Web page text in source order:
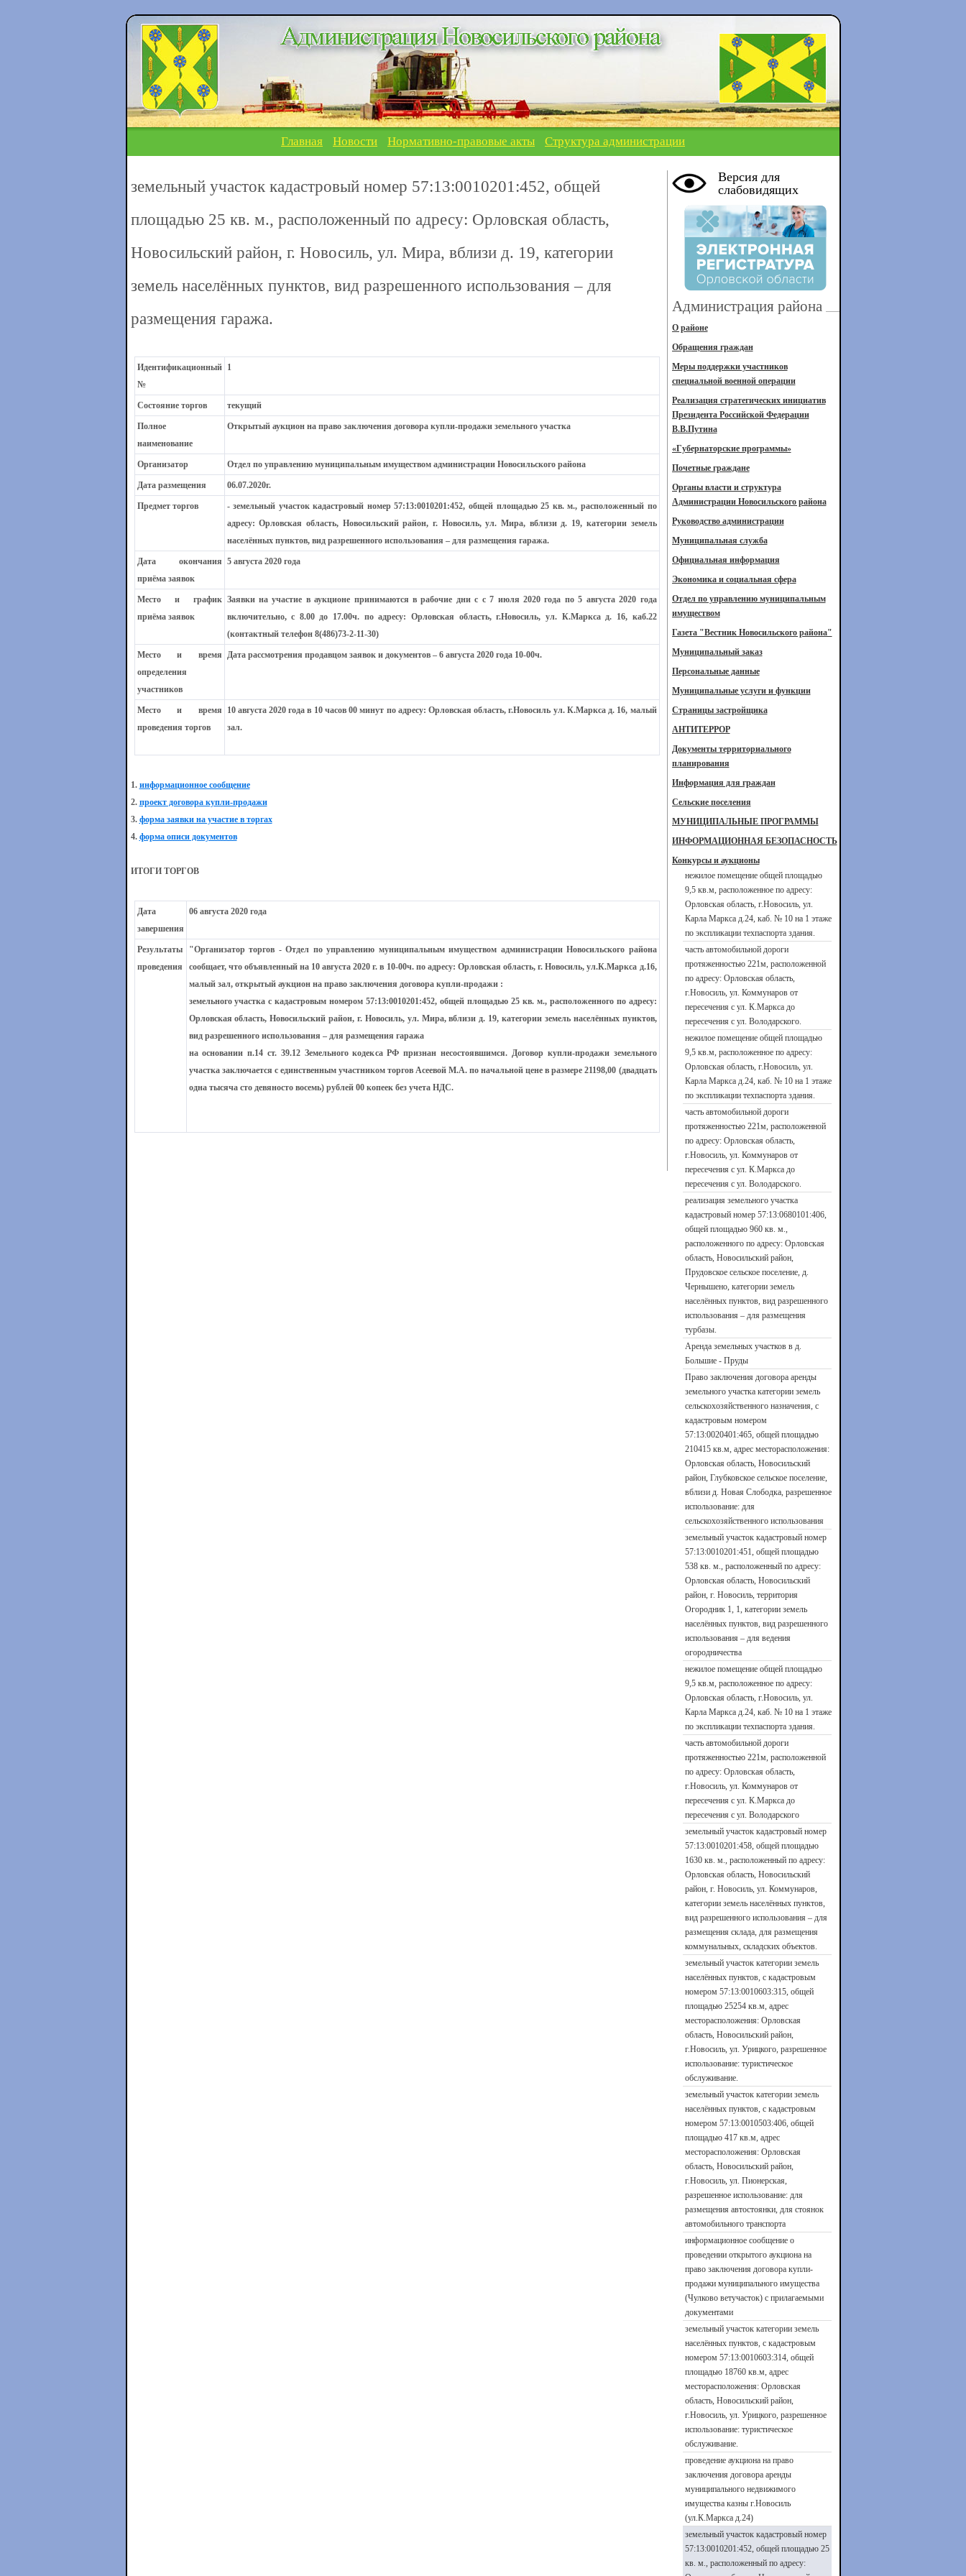
Главная Новости Нормативно-правовые акты Структура администрации
земельный участок кадастровый номер 57:13:0010201:452, общей
площадью 25 кв. м., расположенный по адресу: Орловская область,
Новосильский район, г. Новосиль, ул. Мира, вблизи д. 19, категории
земель населённых пунктов, вид разрешенного использования – для
размещения гаража.
Идентификационный
№
1
Состояние торгов текущий
Полное
наименование
Открытый аукцион на право заключения договора купли-продажи земельного участка
Организатор Отдел по управлению муниципальным имуществом администрации Новосильского района
Дата размещения 06.07.2020г.
Предмет торгов
- земельный участок кадастровый номер 57:13:0010201:452, общей площадью 25 кв. м., расположенный по
адресу: Орловская область, Новосильский район, г. Новосиль, ул. Мира, вблизи д. 19, категории земель
населённых пунктов, вид разрешенного использования – для размещения гаража.
Дата окончания
приёма заявок
5 августа 2020 года
Место и график
приёма заявок
Заявки на участие в аукционе принимаются в рабочие дни с с 7 июля 2020 года по 5 августа 2020 года
включительно, с 8.00 до 17.00ч. по адресу: Орловская область, г.Новосиль, ул. К.Маркса д. 16, каб.22
(контактный телефон 8(486)73-2-11-30)
Место и время
определения
участников
Дата рассмотрения продавцом заявок и документов – 6 августа 2020 года 10-00ч.
Место и время
проведения торгов
10 августа 2020 года в 10 часов 00 минут по адресу: Орловская область, г.Новосиль ул. К.Маркса д. 16, малый
зал.
1. информационное сообщение
2. проект договора купли-продажи
3. форма заявки на участие в торгах
4. форма описи документов
ИТОГИ ТОРГОВ
Дата
завершения
06 августа 2020 года
Результаты
проведения
"Организатор торгов - Отдел по управлению муниципальным имуществом администрации Новосильского района
сообщает, что объявленный на 10 августа 2020 г. в 10-00ч. по адресу: Орловская область, г. Новосиль, ул.К.Маркса д.16,
малый зал, открытый аукцион на право заключения договора купли-продажи :
земельного участка с кадастровым номером 57:13:0010201:452, общей площадью 25 кв. м., расположенного по адресу:
Орловская область, Новосильский район, г. Новосиль, ул. Мира, вблизи д. 19, категории земель населённых пунктов,
вид разрешенного использования – для размещения гаража
на основании п.14 ст. 39.12 Земельного кодекса РФ признан несостоявшимся. Договор купли-продажи земельного
участка заключается с единственным участником торгов Асеевой М.А. по начальной цене в размере 21198,00 (двадцать
одна тысяча сто девяносто восемь) рублей 00 копеек без учета НДС.
Версия для
слабовидящих
Администрация района
О районе
Обращения граждан
Меры поддержки участников
специальной военной операции
Реализация стратегических инициатив
Президента Российской Федерации
В.В.Путина
«Губернаторские программы»
Почетные граждане
Органы власти и структура
Администрации Новосильского района
Руководство администрации
Муниципальная служба
Официальная информация
Экономика и социальная сфера
Отдел по управлению муниципальным
имуществом
Газета "Вестник Новосильского района"
Муниципальный заказ
Персональные данные
Муниципальные услуги и функции
Страницы застройщика
АНТИТЕРРОР
Документы территориального
планирования
Информация для граждан
Сельские поселения
МУНИЦИПАЛЬНЫЕ ПРОГРАММЫ
ИНФОРМАЦИОННАЯ БЕЗОПАСНОСТЬ
Конкурсы и аукционы
нежилое помещение общей площадью
9,5 кв.м, расположенное по адресу:
Орловская область, г.Новосиль, ул.
Карла Маркса д.24, каб. № 10 на 1 этаже
по экспликации техпаспорта здания.
часть автомобильной дороги
протяженностью 221м, расположенной
по адресу: Орловская область,
г.Новосиль, ул. Коммунаров от
пересечения с ул. К.Маркса до
пересечения с ул. Володарского.
нежилое помещение общей площадью
9,5 кв.м, расположенное по адресу:
Орловская область, г.Новосиль, ул.
Карла Маркса д.24, каб. № 10 на 1 этаже
по экспликации техпаспорта здания.
часть автомобильной дороги
протяженностью 221м, расположенной
по адресу: Орловская область,
г.Новосиль, ул. Коммунаров от
пересечения с ул. К.Маркса до
пересечения с ул. Володарского.
реализация земельного участка
кадастровый номер 57:13:0680101:406,
общей площадью 960 кв. м.,
расположенного по адресу: Орловская
область, Новосильский район,
Прудовское сельское поселение, д.
Чернышено, категории земель
населённых пунктов, вид разрешенного
использования – для размещения
турбазы.
Аренда земельных участков в д.
Большие - Пруды
Право заключения договора аренды
земельного участка категории земель
сельскохозяйственного назначения, с
кадастровым номером
57:13:0020401:465, общей площадью
210415 кв.м, адрес месторасположения:
Орловская область, Новосильский
район, Глубковское сельское поселение,
вблизи д. Новая Слободка, разрешенное
использование: для
сельскохозяйственного использования
земельный участок кадастровый номер
57:13:0010201:451, общей площадью
538 кв. м., расположенный по адресу:
Орловская область, Новосильский
район, г. Новосиль, территория
Огородник 1, 1, категории земель
населённых пунктов, вид разрешенного
использования – для ведения
огородничества
нежилое помещение общей площадью
9,5 кв.м, расположенное по адресу:
Орловская область, г.Новосиль, ул.
Карла Маркса д.24, каб. № 10 на 1 этаже
по экспликации техпаспорта здания.
часть автомобильной дороги
протяженностью 221м, расположенной
по адресу: Орловская область,
г.Новосиль, ул. Коммунаров от
пересечения с ул. К.Маркса до
пересечения с ул. Володарского
земельный участок кадастровый номер
57:13:0010201:458, общей площадью
1630 кв. м., расположенный по адресу:
Орловская область, Новосильский
район, г. Новосиль, ул. Коммунаров,
категории земель населённых пунктов,
вид разрешенного использования – для
размещения склада, для размещения
коммунальных, складских объектов.
земельный участок категории земель
населённых пунктов, с кадастровым
номером 57:13:0010603:315, общей
площадью 25254 кв.м, адрес
месторасположения: Орловская
область, Новосильский район,
г.Новосиль, ул. Урицкого, разрешенное
использование: туристическое
обслуживание.
земельный участок категории земель
населённых пунктов, с кадастровым
номером 57:13:0010503:406, общей
площадью 417 кв.м, адрес
месторасположения: Орловская
область, Новосильский район,
г.Новосиль, ул. Пионерская,
разрешенное использование: для
размещения автостоянки, для стоянок
автомобильного транспорта
информационное сообщение о
проведении открытого аукциона на
право заключения договора купли-
продажи муниципального имущества
(Чулково ветучасток) с прилагаемыми
документами
земельный участок категории земель
населённых пунктов, с кадастровым
номером 57:13:0010603:314, общей
площадью 18760 кв.м, адрес
месторасположения: Орловская
область, Новосильский район,
г.Новосиль, ул. Урицкого, разрешенное
использование: туристическое
обслуживание.
проведение аукциона на право
заключения договора аренды
муниципального недвижимого
имущества казны г.Новосиль
(ул.К.Маркса д.24)
земельный участок кадастровый номер
57:13:0010201:452, общей площадью 25
кв. м., расположенный по адресу: